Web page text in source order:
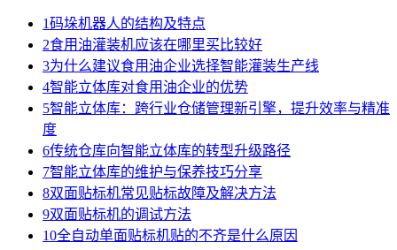
1码垛机器人的结构及特点
2食用油灌装机应该在哪里买比较好
3为什么建议食用油企业选择智能灌装生产线
4智能立体库对食用油企业的优势
5智能立体库：跨行业仓储管理新引擎，提升效率与精准
度
6传统仓库向智能立体库的转型升级路径
7智能立体库的维护与保养技巧分享
8双面贴标机常见贴标故障及解决方法
9双面贴标机的调试方法
10全自动单面贴标机贴的不齐是什么原因